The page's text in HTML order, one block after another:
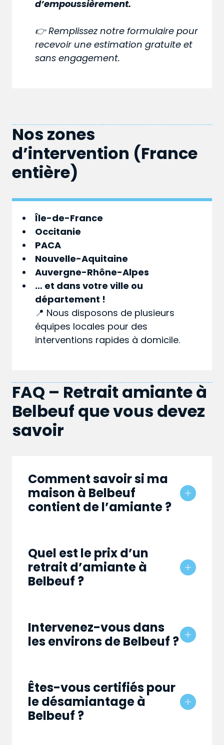
d’empoussièrement.
👉 Remplissez notre formulaire pour
recevoir une estimation gratuite et
sans engagement.
Nos zones
d’intervention (France
entière)
Île-de-France
Occitanie
PACA
Nouvelle-Aquitaine
Auvergne-Rhône-Alpes
… et dans votreville ou
département !
📍 Nous disposons de plusieurs
équipes locales pour des
interventions rapides à domicile.
FAQ – Retrait amiante à
Belbeuf que vous devez
savoir
Comment savoir si ma
maison à Belbeuf
contient de l’amiante ?
Quel est le prix d’un
retrait d’amiante à
Belbeuf ?
Intervenez-vous dans
les environs de Belbeuf ?
Êtes-vous certifiés pour
le désamiantage à
Belbeuf ?